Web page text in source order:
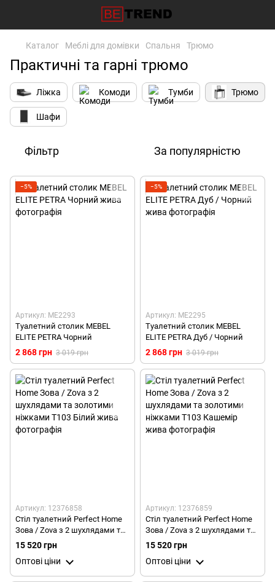
Каталог Меблі для домівки Спальня Трюмо
Практичні та гарні трюмо
Ліжка Комоди Тумби Трюмо
Шафи
Фільтр За популярністю
−5%
Артикул: ME2293
Туалетний столик MEBEL
ELITE PETRA Чорний
2 868 грн 3 019 грн
−5%
Артикул: ME2295
Туалетний столик MEBEL
ELITE PETRA Дуб / Чорний
2 868 грн 3 019 грн
Артикул: 12376858
Стіл туалетний Perfect Home
Зова / Zova з 2 шухлядами та
золотими ніжками T103
15 520 грн
Оптові ціни
Артикул: 12376859
Стіл туалетний Perfect Home
Зова / Zova з 2 шухлядами та
золотими ніжками T103
Кашемір
15 520 грн
Оптові ціни